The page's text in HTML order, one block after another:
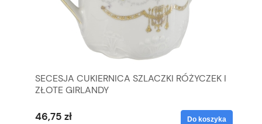
SECESJA CUKIERNICA SZLACZKI RÓŻYCZEK I
ZŁOTE GIRLANDY
46,75 zł Do koszyka